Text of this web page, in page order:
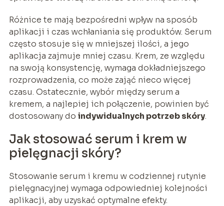
Różnice te mają bezpośredni wpływ na sposób
aplikacji i czas wchłaniania się produktów. Serum
często stosuje się w mniejszej ilości, a jego
aplikacja zajmuje mniej czasu. Krem, ze względu
na swoją konsystencję, wymaga dokładniejszego
rozprowadzenia, co może zająć nieco więcej
czasu. Ostatecznie, wybór między serum a
kremem, a najlepiej ich połączenie, powinien być
dostosowany do indywidualnych potrzeb skóry.
Jak stosować serum i krem w
pielęgnacji skóry?
Stosowanie serum i kremu w codziennej rutynie
pielęgnacyjnej wymaga odpowiedniej kolejności
aplikacji, aby uzyskać optymalne efekty.